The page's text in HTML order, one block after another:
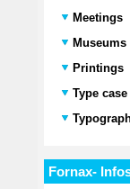
Meetings
Museums
Printings
Type case
Fornax-